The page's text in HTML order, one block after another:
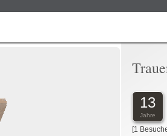
13
Jahre
[1